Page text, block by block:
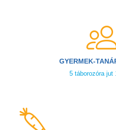
GYERMEK-
5 táborozóra jut